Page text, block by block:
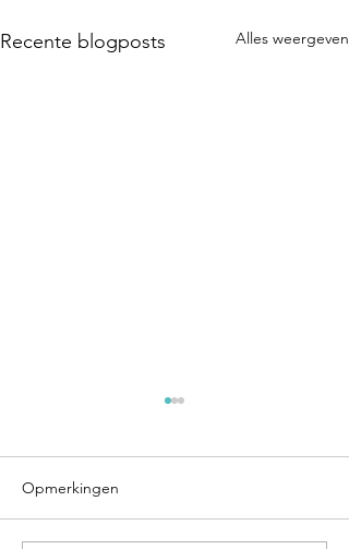
Recente blogposts Alles weergeven
Opmerkingen